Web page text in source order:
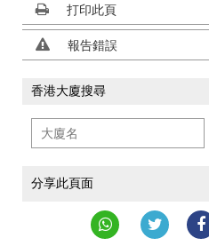
打印此頁
報告錯誤
香港大廈搜尋
分享此頁面